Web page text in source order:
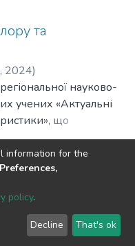
та
, 2024)
науково-
учених «Актуальні
що
педагогічному
іноземної та
2024 року.
філологів
учнів ЗЗСО.
after A.S. Makarenko
LYRASIS
Send Feedback
information for the
policy.
Decline That's ok